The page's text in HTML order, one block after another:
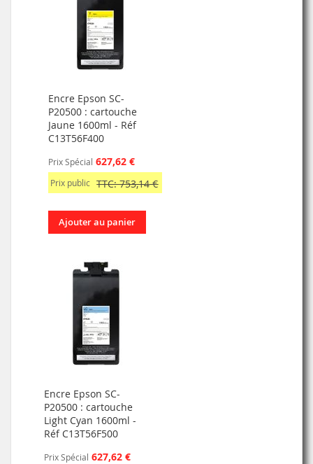
Encre Epson SC-
P20500 : cartouche
Jaune 1600ml - Réf
C13T56F400
Prix Spécial 627,62 €
Prix public TTC: 753,14 €
Ajouter au panier
Encre Epson SC-
P20500 : cartouche
Light Cyan 1600ml -
Réf C13T56F500
Prix Spécial 627,62 €